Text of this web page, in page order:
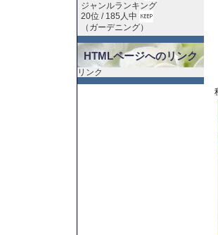
ジャンルランキング
20位 / 185人中
（ ガーデニング）
HTMLページへのリンク
リンク